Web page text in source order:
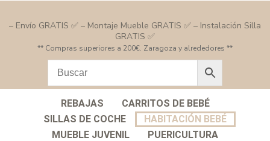
– Envío GRATIS ✅ – Montaje Mueble GRATIS ✅ – Instalación Silla
GRATIS ✅
** Compras superiores a 200€. Zaragoza y alrededores **
REBAJAS
CARRITOS DE BEBÉ
SILLAS DE COCHE
HABITACIÓN BEBÉ
MUEBLE JUVENIL
PUERICULTURA